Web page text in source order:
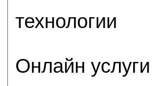
технологии
Онлайн услуги